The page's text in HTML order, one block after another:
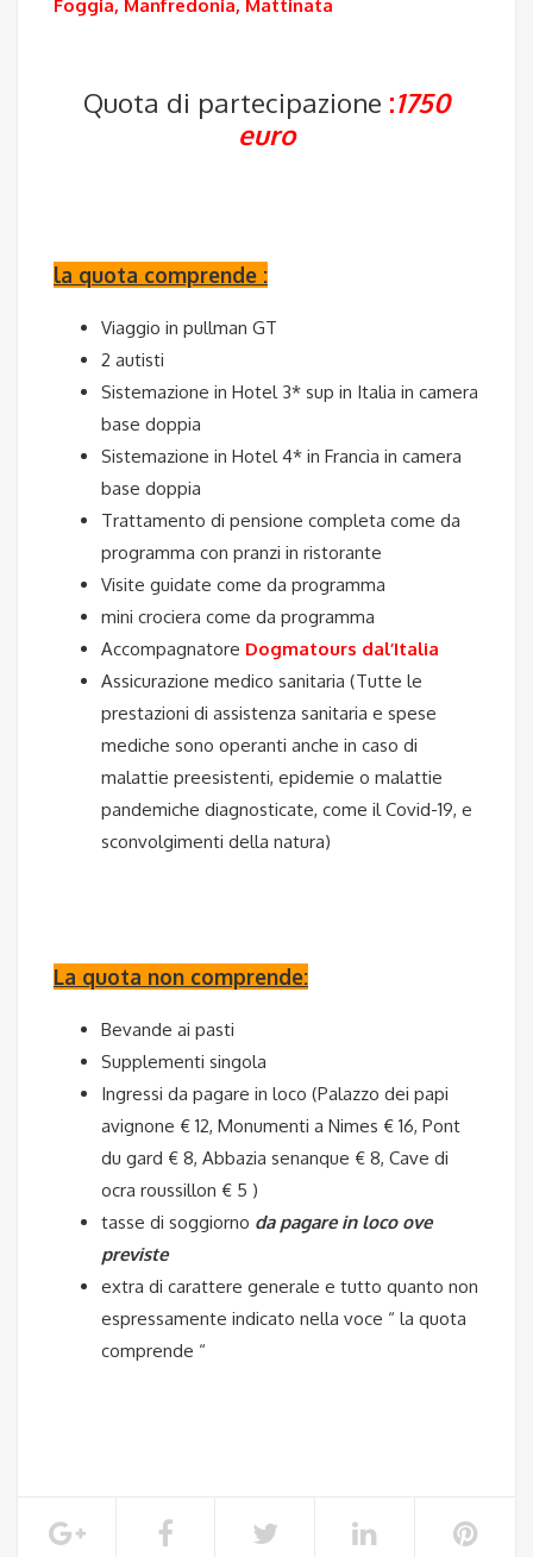
Foggia, Manfredonia, Mattinata
Quota di partecipazione :1750
euro
la quota comprende :
Viaggio in pullman GT
2 autisti
Sistemazione in Hotel 3* sup in Italia in camera
base doppia
Sistemazione in Hotel 4* in Francia in camera
base doppia
Trattamento di pensione completa come da
programma con pranzi in ristorante
Visite guidate come da programma
mini crociera come da programma
Accompagnatore Dogmatours dal’Italia
Assicurazione medico sanitaria (Tutte le
prestazioni di assistenza sanitaria e spese
mediche sono operanti anche in caso di
malattie preesistenti, epidemie o malattie
pandemiche diagnosticate, come il Covid-19, e
sconvolgimenti della natura)
La quota non comprende:
Bevande ai pasti
Supplementi singola
Ingressi da pagare in loco (Palazzo dei papi
avignone € 12, Monumenti a Nimes € 16, Pont
du gard € 8, Abbazia senanque € 8, Cave di
ocra roussillon € 5 )
tasse di soggiorno da pagare in loco ove
previste
extra di carattere generale e tutto quanto non
espressamente indicato nella voce “ la quota
comprende “